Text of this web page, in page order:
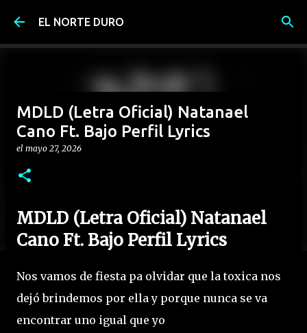
Ir al contenido principal
EL NORTE DURO
MDLD (Letra Oficial) Natanael
Cano Ft. Bajo Perfil Lyrics
el mayo 27, 2026
MDLD (Letra Oficial) Natanael
Cano Ft. Bajo Perfil Lyrics
Nos vamos de fiesta pa olvidar que la toxica nos
dejó brindemos por ella y porque nunca se va
encontrar uno igual que yo